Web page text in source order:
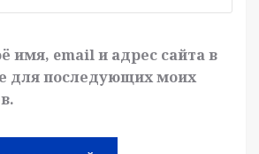
имя, email и адрес сайта в
для последующих моих